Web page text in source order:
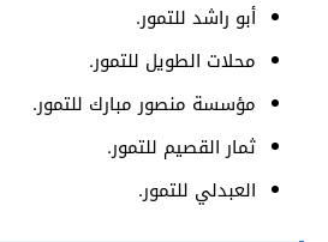
أبو راشد للتمور.
محلات الطويل للتمور.
مؤسسة منصور مبارك للتمور.
ثمار القصيم للتمور.
العبدلي للتمور.